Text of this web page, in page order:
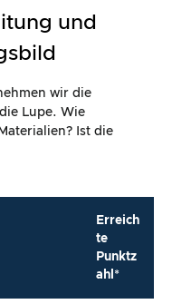
und
wir die
Lupe. Wie
Ist die
Erreich
te
Punktz
ahl*